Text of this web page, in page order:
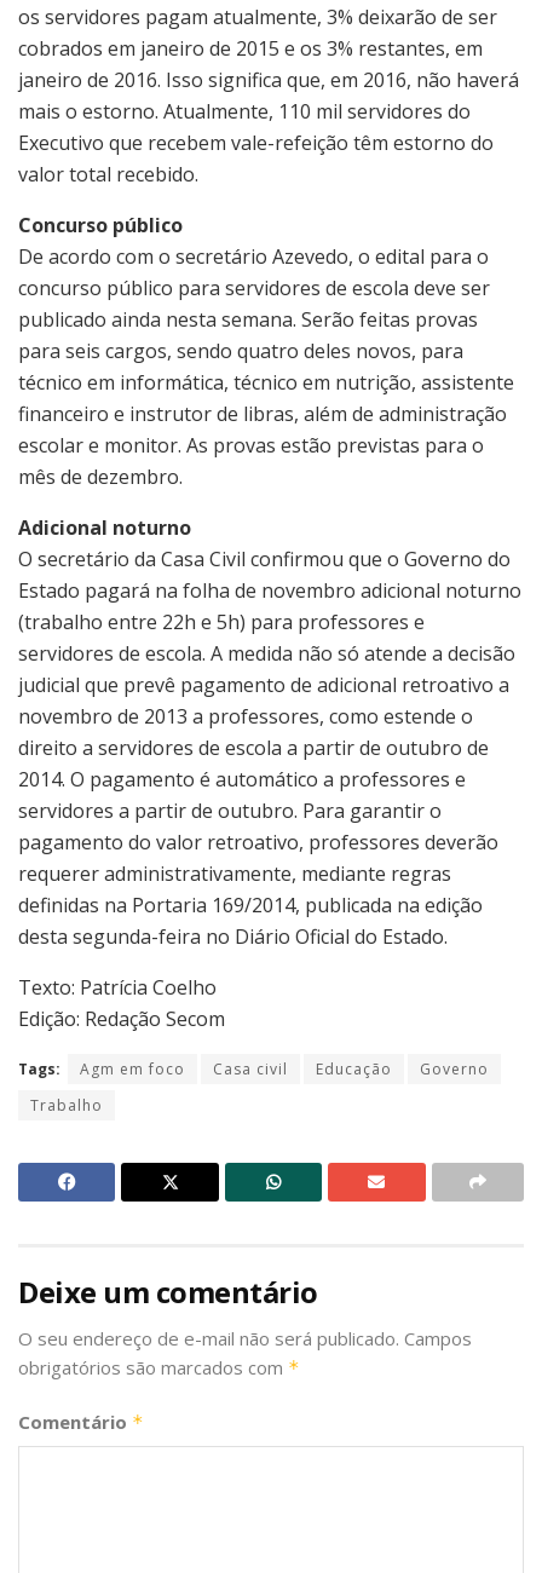
os servidores pagam atualmente, 3% deixarão de ser
cobrados em janeiro de 2015 e os 3% restantes, em
janeiro de 2016. Isso significa que, em 2016, não haverá
mais o estorno. Atualmente, 110 mil servidores do
Executivo que recebem vale-refeição têm estorno do
valor total recebido.
Concurso público
De acordo com o secretário Azevedo, o edital para o
concurso público para servidores de escola deve ser
publicado ainda nesta semana. Serão feitas provas
para seis cargos, sendo quatro deles novos, para
técnico em informática, técnico em nutrição, assistente
financeiro e instrutor de libras, além de administração
escolar e monitor. As provas estão previstas para o
mês de dezembro.
Adicional noturno
O secretário da Casa Civil confirmou que o Governo do
Estado pagará na folha de novembro adicional noturno
(trabalho entre 22h e 5h) para professores e
servidores de escola. A medida não só atende a decisão
judicial que prevê pagamento de adicional retroativo a
novembro de 2013 a professores, como estende o
direito a servidores de escola a partir de outubro de
2014. O pagamento é automático a professores e
servidores a partir de outubro. Para garantir o
pagamento do valor retroativo, professores deverão
requerer administrativamente, mediante regras
definidas na Portaria 169/2014, publicada na edição
desta segunda-feira no Diário Oficial do Estado.
Texto: Patrícia Coelho
Edição: Redação Secom
Tags: Agm em foco Casa civil Educação
Governo
Trabalho
Deixe um comentário
O seu endereço de e-mail não será publicado. Campos
obrigatórios são marcados com *
Comentário *